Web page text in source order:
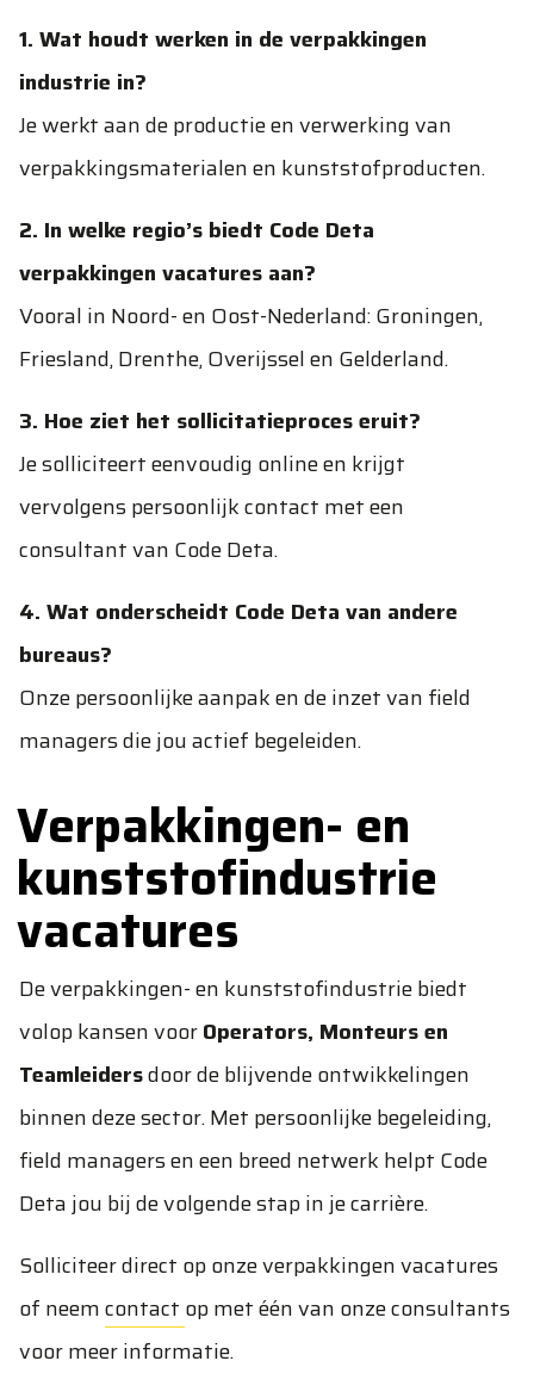
1. Wat houdt werken in de verpakkingen
industrie in?
Je werkt aan de productie en verwerking van
verpakkingsmaterialen en kunststofproducten.
2. In welke regio’s biedt Code Deta
verpakkingen vacatures aan?
Vooral in Noord- en Oost-Nederland: Groningen,
Friesland, Drenthe, Overijssel en Gelderland.
3. Hoe ziet het sollicitatieproces eruit?
Je solliciteert eenvoudig online en krijgt
vervolgens persoonlijk contact met een
consultant van Code Deta.
4. Wat onderscheidt Code Deta van andere
bureaus?
Onze persoonlijke aanpak en de inzet van field
managers die jou actief begeleiden.
Verpakkingen- en
kunststofindustrie
vacatures
De verpakkingen- en kunststofindustrie biedt
volop kansen voorOperators, Monteurs en
Teamleidersdoor de blijvende ontwikkelingen
binnen deze sector. Met persoonlijke begeleiding,
field managers en een breed netwerk helpt Code
Deta jou bij de volgende stap in je carrière.
Solliciteer direct op onze verpakkingen vacatures
of neemcontact op met één van onze consultants
voor meer informatie.